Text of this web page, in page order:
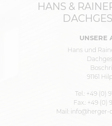
HANS &
UNSERE
Hans und
91161
Tel.: +49 (0)
Fax.: +49 (0)
Mail: